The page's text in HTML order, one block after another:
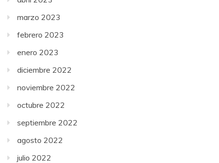
marzo 2023
febrero 2023
enero 2023
diciembre 2022
noviembre 2022
octubre 2022
septiembre 2022
agosto 2022
julio 2022